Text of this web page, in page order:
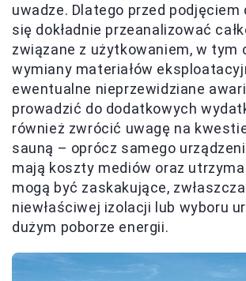
uwadze. Dlatego przed podjęciem
się dokładnie przeanalizować
związane z użytkowaniem, w
wymiany materiałów
ewentualne nieprzewidziane
prowadzić do dodatkowych
również zwrócić uwagę na
sauną – oprócz samego
mają koszty mediów oraz
mogą być zaskakujące,
niewłaściwej izolacji lub wyboru
dużym poborze energii.